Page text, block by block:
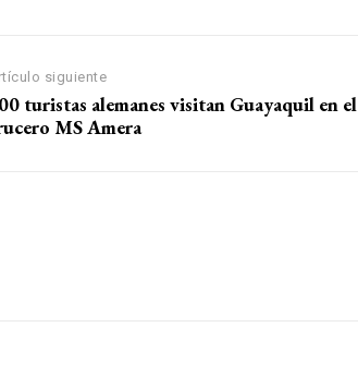
siguiente
turistas alemanes visitan Guayaquil en el
MS Amera